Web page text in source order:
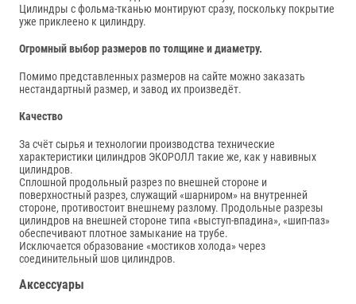
Цилиндры с фольма-тканью монтируют сразу, поскольку покрытие
уже приклеено к цилиндру.
Огромный выбор размеров по толщине и диаметру.
Помимо представленных размеров на сайте можно заказать
нестандартный размер, и завод их произведёт.
Качество
За счёт сырья и технологии производства технические
характеристики цилиндров ЭКОРОЛЛ такие же, как у навивных
цилиндров.
Сплошной продольный разрез по внешней стороне и
поверхностный разрез, служащий «шарниром» на внутренней
стороне, противостоит внешнему разлому. Продольные разрезы
цилиндров на внешней стороне типа «выступ-впадина», «шип-паз»
обеспечивают плотное замыкание на трубе.
Исключается образование «мостиков холода» через
соединительный шов цилиндров.
Аксессуары